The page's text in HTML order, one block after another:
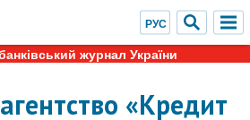
журнал України
«Кредит